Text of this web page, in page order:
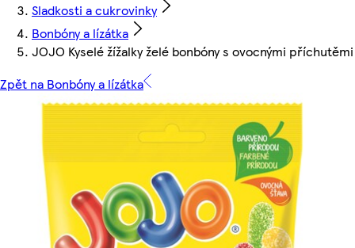
Sladkosti a cukrovinky
Bonbóny a lízátka
JOJO Kyselé žížalky želé bonbóny s ovocnými
Zpět na Bonbóny a lízátka